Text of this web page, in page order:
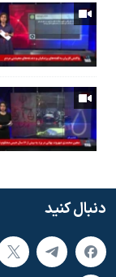
دنبال کنید